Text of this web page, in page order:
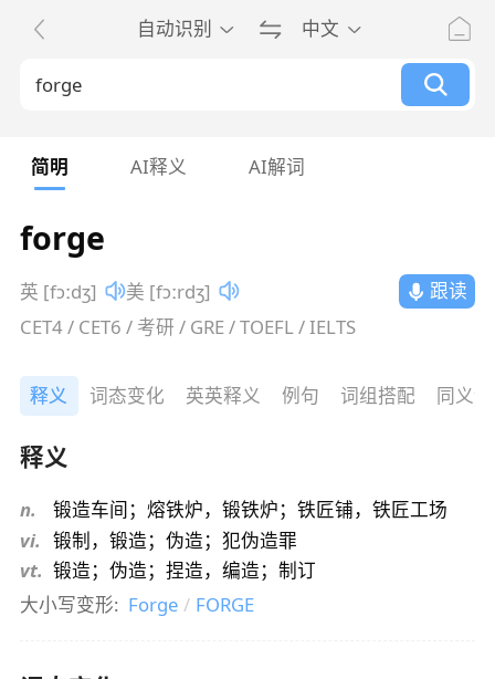
自动识别 中文
简明 AI释义 AI解词
forge
英 [fɔːdʒ] 美 [fɔːrdʒ]
跟读
CET4 / CET6 / 考研 / GRE / TOEFL / IELTS
释义 词态变化 英英释义 例句 词组搭配 同义词
释义
n.
锻造车间；熔铁炉，锻铁炉；铁匠铺，铁匠工场
vi. 锻制，锻造；伪造；犯伪造罪
vt. 锻造；伪造；捏造，编造；制订
大小写变形: Forge / FORGE